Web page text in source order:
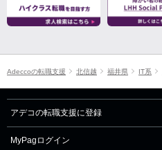
Adeccoの転職支援 北信越 福井県 IT系
アデコの転職支援に登録
MyPagログイン